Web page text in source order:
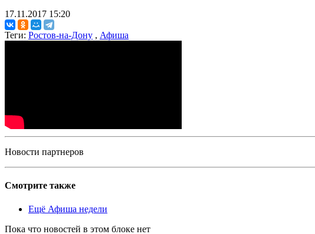
17.11.2017 15:20
Теги: Ростов-на-Дону , Афиша
Новости партнеров
Смотрите также
Ещё Афиша недели
Пока что новостей в этом блоке нет